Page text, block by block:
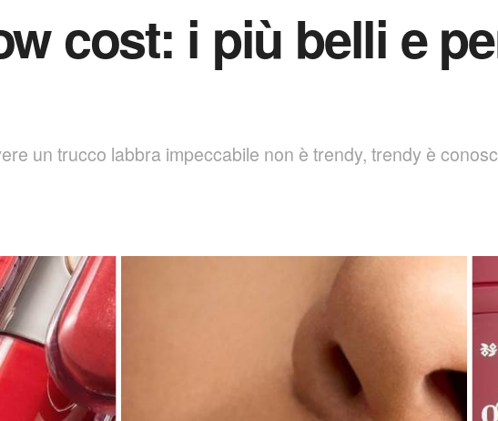
cost: i più belli e
un trucco labbra impeccabile non è trendy, trendy è